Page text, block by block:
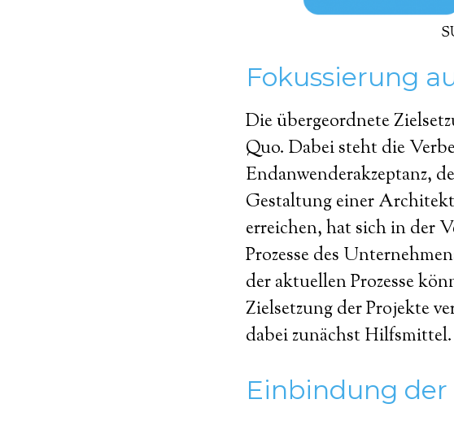
Fokussierung
Die übergeordnete
Quo. Dabei steht die
Endanwenderakzeptanz,
Gestaltung einer
erreichen, hat sich in der
Prozesse des
der aktuellen Prozesse
Zielsetzung der Projekte
dabei zunächst Hilfsmittel.
Einbindung